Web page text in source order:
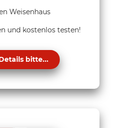
Weisenhaus
und kostenlos testen!
bitte...